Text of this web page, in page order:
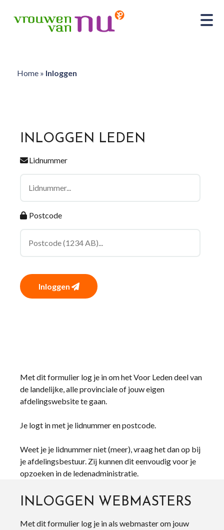
Home» Inloggen
INLOGGEN LEDEN
Lidnummer
Postcode
Inloggen
Met dit formulier log je in om het Voor Leden deel van
de landelijke, alle provinciale of jouw eigen
afdelingswebsite te gaan.
Je logt in met je lidnummer en postcode.
Weet je je lidnummer niet (meer), vraag het dan op bij
je afdelingsbestuur. Zij kunnen dit eenvoudig voor je
opzoeken in de ledenadministratie.
INLOGGEN WEBMASTERS
Met dit formulier log je in als webmaster om jouw